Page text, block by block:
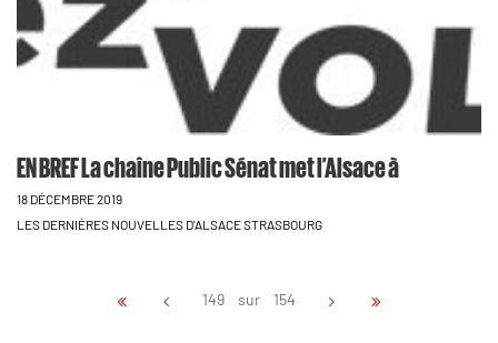
EN BREF La chaîne Public Sénat met l’Alsace à
18 DÉCEMBRE 2019
LES DERNIÈRES NOUVELLES D'ALSACE STRASBOURG
149 sur 154